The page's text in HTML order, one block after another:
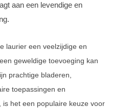
aan een levendige en
laurier een veelzijdige en
geweldige toevoeging kan
prachtige bladeren,
toepassingen en
is het een populaire keuze voor